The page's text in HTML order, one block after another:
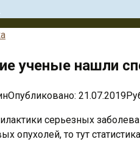
ученые нашли
Опубликовано: 21.07.2019
серьезных
опухолей, то тут